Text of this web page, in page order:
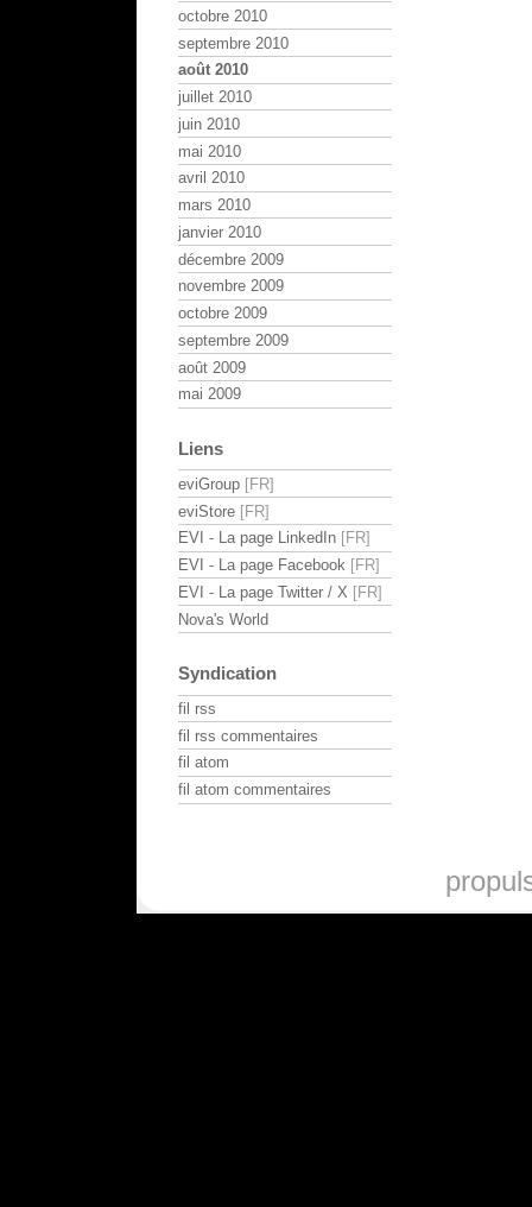
octobre 2010
septembre 2010
août 2010
juillet 2010
juin 2010
mai 2010
avril 2010
mars 2010
janvier 2010
décembre 2009
novembre 2009
octobre 2009
septembre 2009
août 2009
mai 2009
Liens
eviGroup
eviStore
EVI - La page LinkedIn
EVI - La page Facebook
EVI - La page Twitter / X
Nova's World
Syndication
fil rss
fil rss commentaires
fil atom
fil atom commentaires